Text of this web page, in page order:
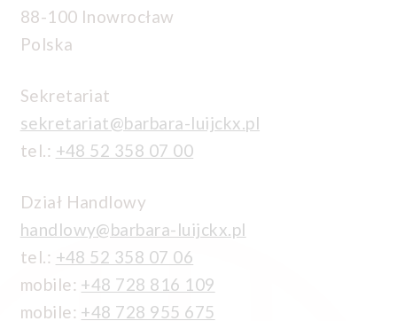
88-100 Inowrocław
Polska
Sekretariat
sekretariat@barbara-luijckx.pl
tel.: +48 52 358 07 00
Dział Handlowy
handlowy@barbara-luijckx.pl
tel.: +48 52 358 07 06
mobile: +48 728 816 109
mobile: +48 728 955 675